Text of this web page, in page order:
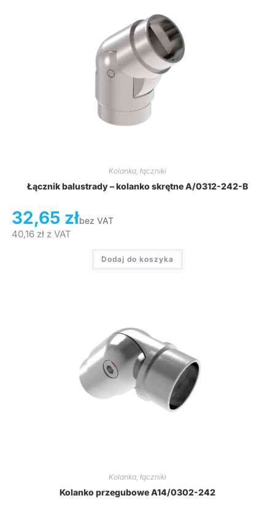
Kolanka, łączniki
Łącznik balustrady – kolanko skrętne A/0312-242-B
32,65 złbez VAT
40,16 złz VAT
Dodaj do koszyka
Kolanka, łączniki
Kolanko przegubowe A14/0302-242